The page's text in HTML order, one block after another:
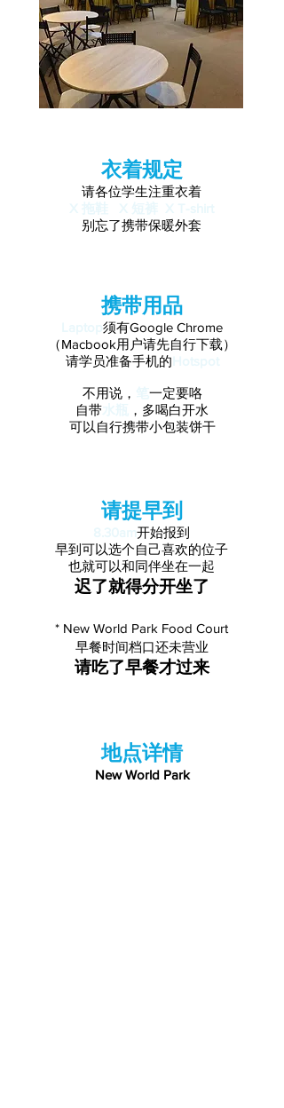
衣着规定
请各位学生注重衣着
别忘了携带保暖外套​
携带用品
须有Google Chrome
（Macbook用户请先自行下载）
请学员准备手机的
不用说，
一定要咯
自带
，多喝白开水
可以自行携带小包装饼干
请提早到
开始报到
早到可以选个自己喜欢的位子
也就可以和同伴坐在一起
迟了就得分开坐了
* New World Park Food Court
早餐时间档口还未营业
请吃了早餐才过来
地点详情
New World Park